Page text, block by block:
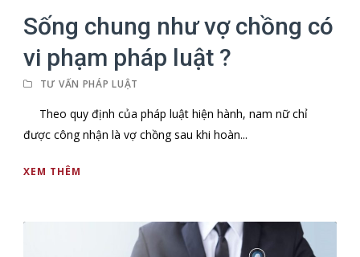
Sống chung như vợ chồng có
vi phạm pháp luật ?
TƯ VẤN PHÁP LUẬT
Theo quy định của pháp luật hiện hành, nam nữ chỉ
được công nhận là vợ chồng sau khi hoàn...
XEM THÊM